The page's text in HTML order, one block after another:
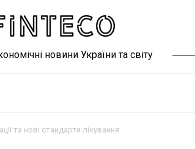
новини України та світу
та нові стандарти лікування